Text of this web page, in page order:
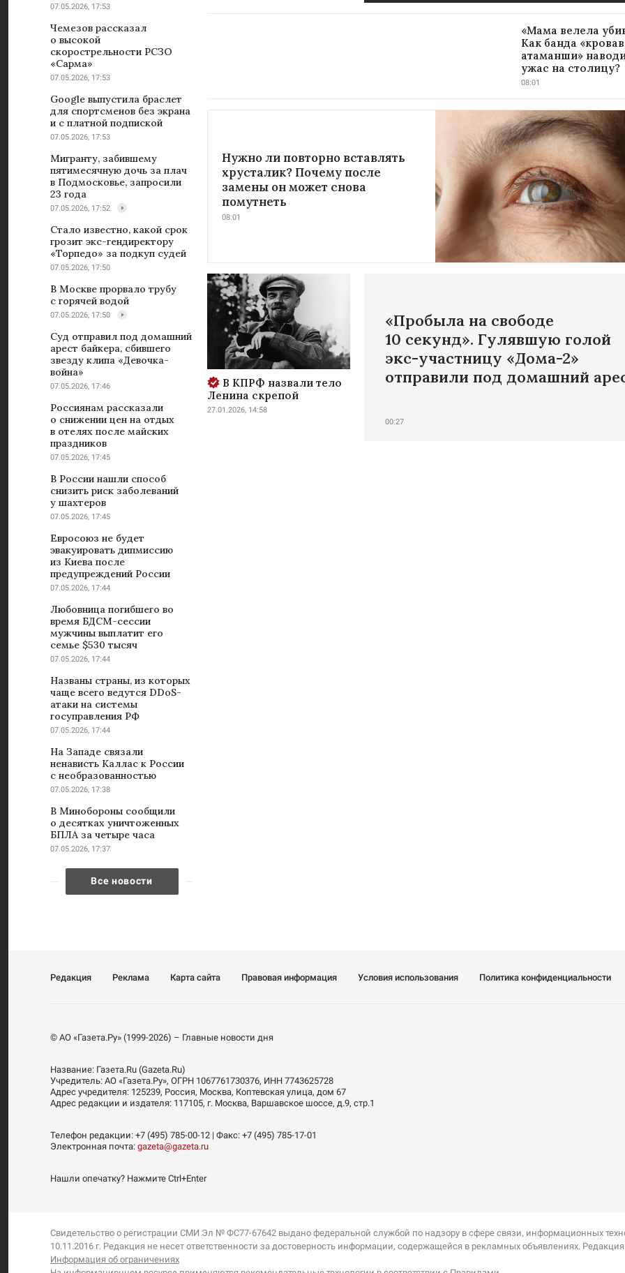
07.05.2026, 17:53
Чемезов рассказал
о высокой
скорострельности РСЗО
«Сарма»
07.05.2026, 17:53
Google выпустила браслет
для спортсменов без экрана
и с платной подпиской
07.05.2026, 17:53
Мигранту, забившему
пятимесячную дочь за плач
в Подмосковье, запросили
23 года
07.05.2026, 17:52
Стало известно, какой срок
грозит экс-гендиректору
«Торпедо» за подкуп судей
07.05.2026, 17:50
В Москве прорвало трубу
с горячей водой
07.05.2026, 17:50
Суд отправил под домашний
арест байкера, сбившего
звезду клипа «Девочка-
война»
07.05.2026, 17:46
Россиянам рассказали
о снижении цен на отдых
в отелях после майских
праздников
07.05.2026, 17:45
В России нашли способ
снизить риск заболеваний
у шахтеров
07.05.2026, 17:45
Евросоюз не будет
эвакуировать дипмиссию
из Киева после
предупреждений России
07.05.2026, 17:44
Любовница погибшего во
время БДСМ-сессии
мужчины выплатит его
семье $530 тысяч
07.05.2026, 17:44
Названы страны, из которых
чаще всего ведутся DDoS-
атаки на системы
госуправления РФ
07.05.2026, 17:44
На Западе связали
ненависть Каллас к России
с необразованностью
07.05.2026, 17:38
В Минобороны сообщили
о десятках уничтоженных
БПЛА за четыре часа
07.05.2026, 17:37
Все новости
«Мама велела
Как банда
атаманши»
ужас на столицу?
08:01
Нужно ли повторно вставлять
хрусталик? Почему после
замены он может снова
помутнеть
08:01
В КПРФ назвали тело
Ленина скрепой
27.01.2026, 14:58
«Пробыла на свободе
10 секунд». Гулявшую голой
экс-участницу «Дома-2»
отправили под домашний
00:27
Редакция Реклама Карта сайта Правовая информация Условия использования Политика конфиденциальности
© АО «Газета.Ру» (1999-2026) – Главные новости дня
Название: Газета.Ru (Gazeta.Ru)
Учредитель: АО «Газета.Ру», ОГРН 1067761730376, ИНН 7743625728
Адрес учредителя: 125239, Россия, Москва, Коптевская улица, дом 67
Адрес редакции и издателя: 117105, г. Москва, Варшавское шоссе, д.9, стр.1
Телефон редакции: +7 (495) 785-00-12 | Факс: +7 (495) 785-17-01
Электронная почта: gazeta@gazeta.ru
Нашли опечатку? Нажмите Ctrl+Enter
Свидетельство о регистрации СМИ Эл № ФС77-67642 выдано федеральной службой по надзору в сфере связи, информационных
10.11.2016 г. Редакция не несет ответственности за достоверность информации, содержащейся в рекламных объявлениях.
Информация об ограничениях